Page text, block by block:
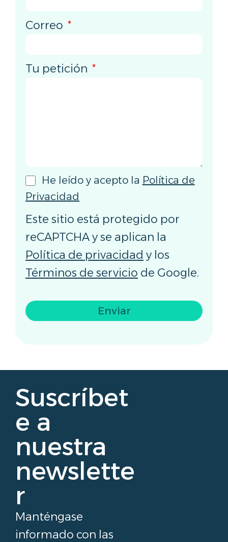
Correo
Tu petición
He leído y acepto la Política de
Privacidad
Este sitio está protegido por
reCAPTCHA y se aplican la
Política de privacidad y los
Términos de servicio de Google.
Enviar
Suscríbet
e a
nuestra
newslette
r
Manténgase
informado con las